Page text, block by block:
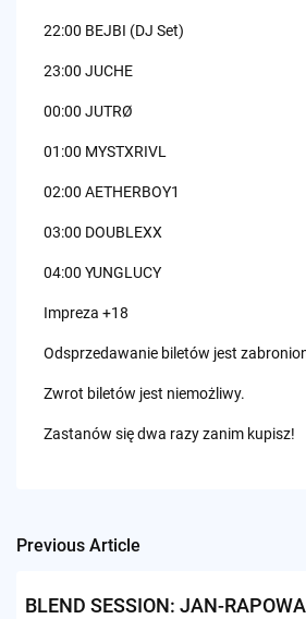
22:00 BEJBI (DJ Set)
23:00 JUCHE
00:00 JUTRØ
01:00 MYSTXRIVL
02:00 AETHERBOY1
03:00 DOUBLEXX
04:00 YUNGLUCY
Impreza +18
Odsprzedawanie biletów jest
Zwrot biletów jest niemożliwy.
Zastanów się dwa razy zanim kupisz!
Post
navigation
Previous Article
BLEND SESSION: JAN-